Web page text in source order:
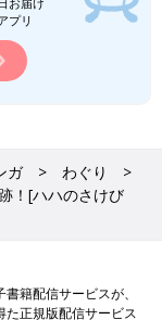
プリ
ガ
わぐり
！[ハハのさけび
籍配信サービスが、
た正規版配信サービス